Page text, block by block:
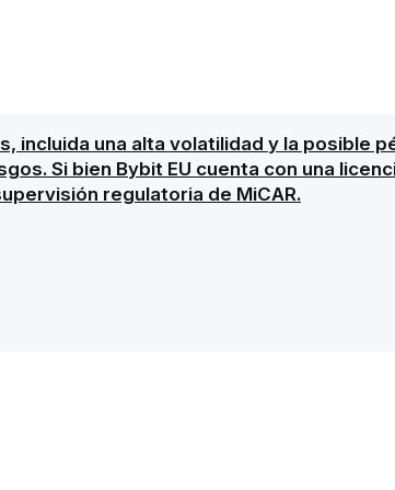
incluida una alta volatilidad y la posible
Si bien Bybit EU cuenta con una
regulatoria de MiCAR.